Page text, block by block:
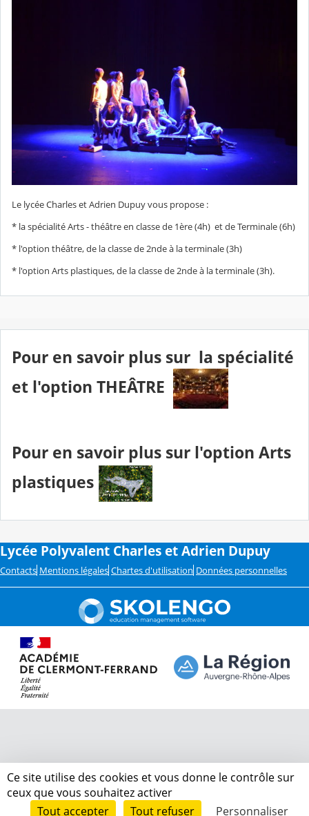
Le lycée Charles et Adrien Dupuy vous propose :
* la spécialité Arts - théâtre en classe de 1ère (4h) et de Terminale (6h)
* l'option théâtre, de la classe de 2nde à la terminale (3h)
* l'option Arts plastiques, de la classe de 2nde à la terminale (3h).
Pour en savoir plus sur la spécialité
et l'option THEÂTRE
Pour en savoir plus sur l'option Arts
plastiques
Lycée Polyvalent Charles et Adrien Dupuy
Contacts Mentions légales Chartes d'utilisation Données personnelles
Ce site utilise des cookies et vous donne le contrôle sur
ceux que vous souhaitez activer
Tout accepter
Tout refuser Personnaliser